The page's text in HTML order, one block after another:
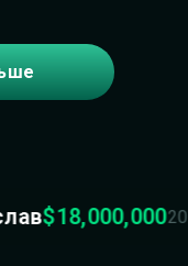
Harmony
La Puerta
$18,000,00020 мин